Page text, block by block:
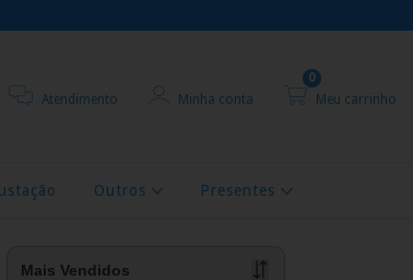
Atendimento Minha conta Meu carrinho
0
Outros Presentes